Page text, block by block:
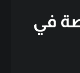
في